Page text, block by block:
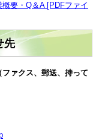
要・Q＆A [PDFファイ
先
ァクス、郵送、持って